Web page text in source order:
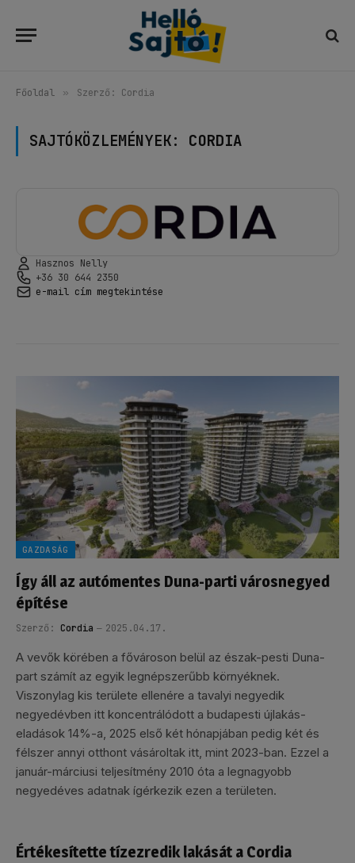
Főoldal » Szerző: Cordia
SAJTÓKÖZLEMÉNYEK: CORDIA
Hasznos Nelly
+36 30 644 2350
e-mail cím megtekintése
GAZDASÁG
Így áll az autómentes Duna-parti városnegyed
építése
Szerző: Cordia 2025.04.17.
A vevők körében a fővároson belül az észak-pesti Duna-
part számít az egyik legnépszerűbb környéknek.
Viszonylag kis területe ellenére a tavalyi negyedik
negyedévben itt koncentrálódott a budapesti újlakás-
eladások 14%-a, 2025 első két hónapjában pedig két és
félszer annyi otthont vásároltak itt, mint 2023-ban. Ezzel a
január-márciusi teljesítmény 2010 óta a legnagyobb
negyedéves adatnak ígérkezik ezen a területen.
Értékesítette tízezredik lakását a Cordia